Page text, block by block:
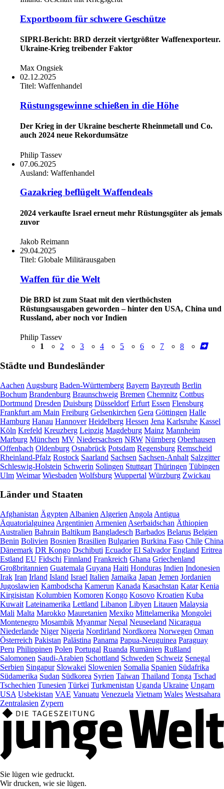
Exportboom für schwere Geschütze
SIPRI-Bericht: BRD derzeit viertgrößter Waffenexporteur.
Ukraine-Krieg treibender Faktor
Max Ongsiek
02.12.2025
Titel: Waffenhandel
Rüstungsgewinne schießen in die Höhe
Der Krieg in der Ukraine bescherte Rheinmetall und Co.
auch 2024 neue Rekordumsätze
Philip Tassev
07.06.2025
Ausland: Waffenhandel
Gazakrieg beflügelt Waffendeals
2024 verkaufte Israel erneut mehr Rüstungsgüter als jemals
zuvor
Jakob Reimann
29.04.2025
Titel: Globale Militärausgaben
Waffen für die Welt
Die BRD ist zum Staat mit den vierthöchsten
Rüstungsausgaben geworden – hinter den USA, China und
Russland, aber noch vor Indien
Philip Tassev
1
2 3 4 5 6 7 8
Städte und Bundesländer
Aachen Augsburg Baden-Württemberg Bayern Bayreuth Berlin
Bochum Brandenburg Braunschweig Bremen Chemnitz Cottbus
Dortmund Dresden Duisburg Düsseldorf Erfurt Essen Flensburg
Frankfurt am Main Freiburg Gelsenkirchen Gera Göttingen Halle
Hamburg Hanau Hannover Heidelberg Hessen Jena Karlsruhe Kassel
Köln Krefeld Kreuzberg Leipzig Magdeburg Mainz Mannheim
Marburg München MV Niedersachsen NRW Nürnberg Oberhausen
Offenbach Oldenburg Osnabrück Potsdam Regensburg Remscheid
Rheinland-Pfalz Rostock Saarland Sachsen Sachsen-Anhalt Salzgitter
Schleswig-Holstein Schwerin Solingen Stuttgart Thüringen Tübingen
Ulm Weimar Wiesbaden Wolfsburg Wuppertal Würzburg Zwickau
Länder und Staaten
Afghanistan Ägypten Albanien Algerien Angola Antigua
Äquatorialguinea Argentinien Armenien Aserbaidschan Äthiopien
Australien Bahrain Baltikum Bangladesch Barbados Belarus Belgien
Benin Bolivien Bosnien Brasilien Bulgarien Burkina Faso Chile China
Dänemark DR Kongo Dschibuti Ecuador El Salvador England Eritrea
Estland EU Fidschi Finnland Frankreich Ghana Griechenland
Großbritannien Guatemala Guyana Haiti Honduras Indien Indonesien
Irak Iran Irland Island Israel Italien Jamaika Japan Jemen Jordanien
Jugoslawien Kambodscha Kamerun Kanada Kasachstan Katar Kenia
Kirgisistan Kolumbien Komoren Kongo Kosovo Kroatien Kuba
Kuwait Lateinamerika Lettland Libanon Libyen Litauen Malaysia
Mali Malta Marokko Mauretanien Mexiko Mittelamerika Mongolei
Montenegro Mosambik Myanmar Nepal Neuseeland Nicaragua
Niederlande Niger Nigeria Nordirland Nordkorea Norwegen Oman
Österreich Pakistan Palästina Panama Papua-Neuguinea Paraguay
Peru Philippinen Polen Portugal Ruanda Rumänien Rußland
Salomonen Saudi-Arabien Schottland Schweden Schweiz Senegal
Serbien Singapur Slowakei Slowenien Somalia Spanien Südafrika
Südamerika Sudan Südkorea Syrien Taiwan Thailand Tonga Tschad
Tschechien Tunesien Türkei Turkmenistan Uganda Ukraine Ungarn
USA Usbekistan VAE Vanuatu Venezuela Vietnam Wales Westsahara
Zentralasien Zypern
Sie lügen wie gedruckt.
Wir drucken, wie sie lügen.